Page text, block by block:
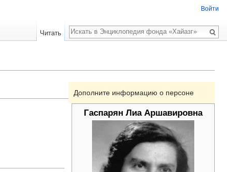
Дополните информацию о персоне
Гаспарян Лиа Аршавировна
Войти
Читать
Поиск